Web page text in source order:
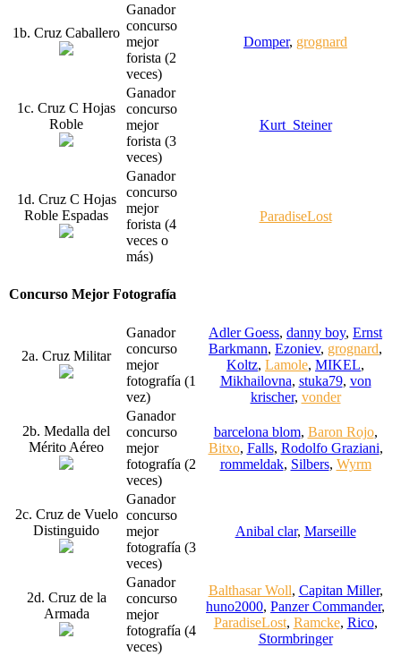
1b. Cruz Caballero
Ganador
concurso
mejor
forista (2
veces)
Domper, grognard
1c. Cruz C Hojas
Roble
Ganador
concurso
mejor
forista (3
veces)
Kurt_Steiner
1d. Cruz C Hojas
Roble Espadas
Ganador
concurso
mejor
forista (4
veces o
más)
ParadiseLost
Concurso Mejor Fotografía
2a. Cruz Militar
Ganador
concurso
mejor
fotografía (1
vez)
Adler Goess, danny boy, Ernst
Barkmann, Ezoniev, grognard,
Koltz, Lamole, MIKEL,
Mikhailovna, stuka79, von
krischer, vonder
2b. Medalla del
Mérito Aéreo
Ganador
concurso
mejor
fotografía (2
veces)
barcelona blom, Baron Rojo,
Bitxo, Falls, Rodolfo Graziani,
rommeldak, Silbers, Wyrm
2c. Cruz de Vuelo
Distinguido
Ganador
concurso
mejor
fotografía (3
veces)
Anibal clar, Marseille
2d. Cruz de la
Armada
Ganador
concurso
mejor
fotografía (4
veces)
Balthasar Woll, Capitan Miller,
huno2000, Panzer Commander,
ParadiseLost, Ramcke, Rico,
Stormbringer